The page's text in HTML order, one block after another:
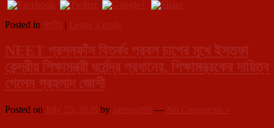
নতুন
সূচনা:
নিলেকানির
নেতৃত্বে
হাই-
পাওয়ার্ড
টাস্ক
গঠন,
Posted in জাতীয় | Leave a reply
NEET প্রশ্নফাঁস বিতর্কঃ প্রবল চাপের মুখে ইস্তফা
কেন্দ্রীয় শিক্ষামন্ত্রী ধর্মেন্দ্র প্রধানের, শিক্ষামন্ত্রকের দায়িত্ব
পেলেন প্রহ্লাদ জোশী
Posted on July 25, 2026 by santanu99 — No Comments ↓